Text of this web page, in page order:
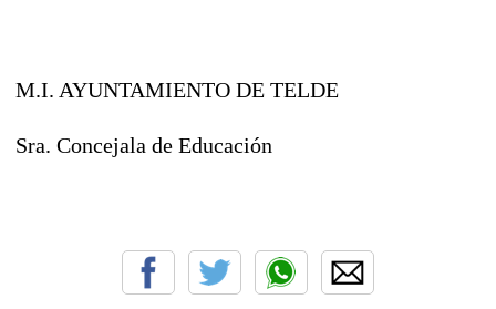
M.I. AYUNTAMIENTO DE TELDE
Sra. Concejala de Educación